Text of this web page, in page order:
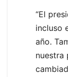
“El
incluso
año.
nuestra